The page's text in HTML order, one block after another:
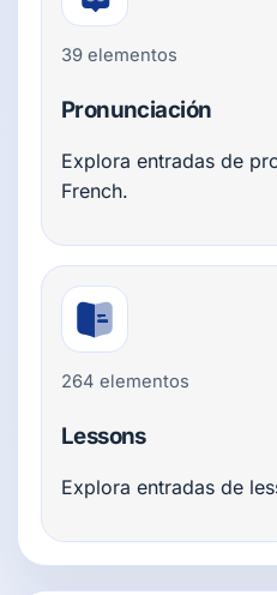
39 elementos
Pronunciación
Explora entradas de
French.
264 elementos
Lessons
Explora entradas de